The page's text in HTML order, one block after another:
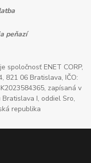
peňazí
spoločnosť ENET CORP,
821 06 Bratislava, IČO:
zapísaná v
I, oddiel Sro,
republika